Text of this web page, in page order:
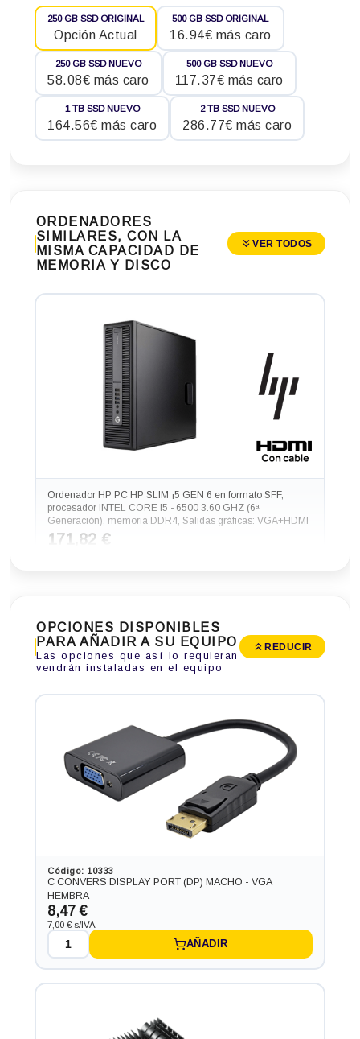
250 GB SSD ORIGINAL
Opción Actual
500 GB SSD ORIGINAL
16.94€ más caro
250 GB SSD NUEVO
58.08€ más caro
500 GB SSD NUEVO
117.37€ más caro
1 TB SSD NUEVO
164.56€ más caro
2 TB SSD NUEVO
286.77€ más caro
ORDENADORES
SIMILARES, CON LA
MISMA CAPACIDAD DE
MEMORIA Y DISCO
VER TODOS
Ordenador HP PC HP SLIM ¡5 GEN 6 en formato SFF,
procesador INTEL CORE I5 - 6500 3.60 GHZ (6ª
Generación), memoria DDR4, Salidas gráficas: VGA+HDMI
171,82 €
Ordenador HP PC HP ¡5 GEN 6 en formato MINI,
procesador INTEL CORE I5 - 6200T 2.8 GHZ (6ª
Generación), memoria DDR4, Salidas gráficas: HDMI+DP
OPCIONES DISPONIBLES
PARA AÑADIR A SU EQUIPO
Las opciones que así lo requieran
vendrán instaladas en el equipo
REDUCIR
Código: 10333
C CONVERS DISPLAY PORT (DP) MACHO - VGA
HEMBRA
8,47 €
7,00 € s/IVA
AÑADIR